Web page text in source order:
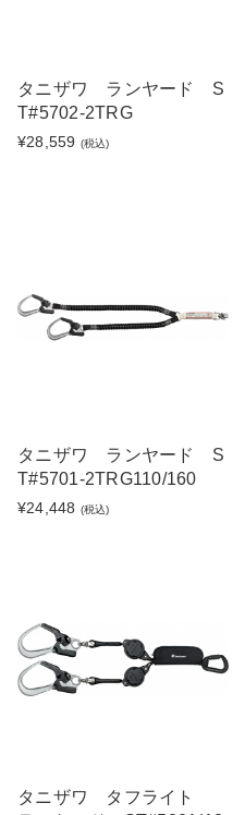
タニザワ ランヤード S
T#5702-2TRG
¥28,559 (税込)
タニザワ ランヤード S
T#5701-2TRG110/160
¥24,448 (税込)
タニザワ タフライト